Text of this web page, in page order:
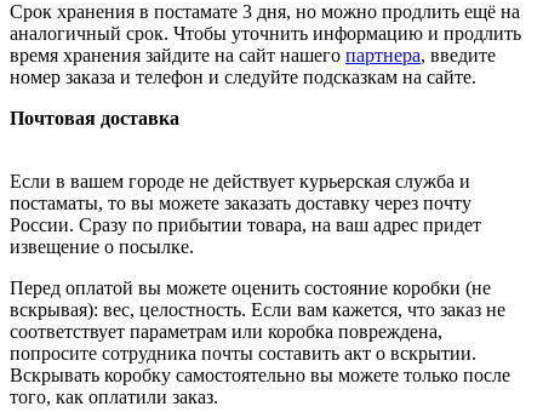
Срок хранения в постамате 3 дня, но можно продлить ещё на
аналогичный срок. Чтобы уточнить информацию и продлить
время хранения зайдите на сайт нашего партнера, введите
номер заказа и телефон и следуйте подсказкам на сайте.
Почтовая доставка
Если в вашем городе не действует курьерская служба и
постаматы, то вы можете заказать доставку через почту
России. Сразу по прибытии товара, на ваш адрес придет
извещение о посылке.
Перед оплатой вы можете оценить состояние коробки (не
вскрывая): вес, целостность. Если вам кажется, что заказ не
соответствует параметрам или коробка повреждена,
попросите сотрудника почты составить акт о вскрытии.
Вскрывать коробку самостоятельно вы можете только после
того, как оплатили заказ.